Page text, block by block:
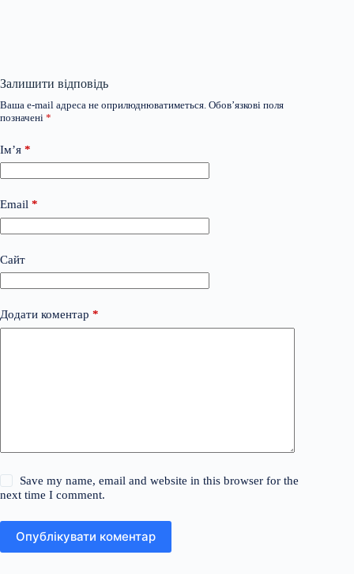
Залишити відповідь
Ваша e-mail адреса не оприлюднюватиметься. Обов’язкові поля
позначені *
Ім’я *
Email *
Сайт
Додати коментар *
Save my name, email and website in this browser for the
next time I comment.
Опублікувати коментар